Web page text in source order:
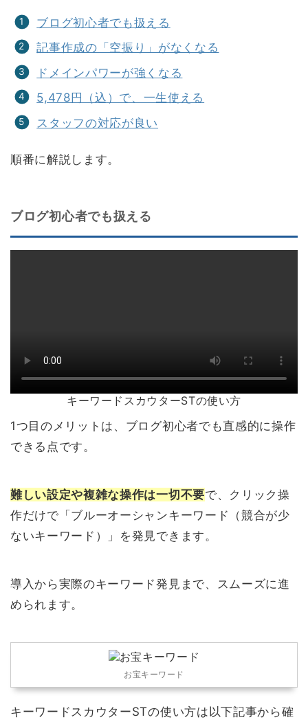
ブログ初心者でも扱える
記事作成の「空振り」がなくなる
ドメインパワーが強くなる
5,478円（込）で、一生使える
スタッフの対応が良い
順番に解説します。
ブログ初心者でも扱える
キーワードスカウターSTの使い方
1つ目のメリットは、ブログ初心者でも直感的に操作
できる点です。
難しい設定や複雑な操作は一切不要で、クリック操
作だけで「ブルーオーシャンキーワード（競合が少
ないキーワード）」を発見できます。
導入から実際のキーワード発見まで、スムーズに進
められます。
お宝キーワード
キーワードスカウターSTの使い方は以下記事から確